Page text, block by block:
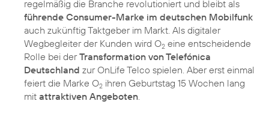
regelmäßig die Branche revolutioniert und bleibt als
führende Consumer-Marke im deutschen Mobilfunk
auch zukünftig Taktgeber im Markt. Als digitaler
Wegbegleiter der Kunden wird O2 eine entscheidende
Rolle bei derTransformation von Telefónica
Deutschland zur OnLife Telco spielen. Aber erst einmal
feiert die Marke O2 ihren Geburtstag 15 Wochen lang
mit attraktiven Angeboten.